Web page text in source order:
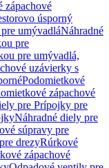
zápachové
úsporný
umývadláNáhradné
pre
pre umývadlá,
uzávierky s
Podomietkové
zápachové
pre Prípojky pre
Náhradné diely pre
súpravy pre
drezyRúrkové
zápachové